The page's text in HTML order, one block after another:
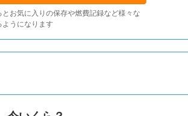
とお気に入りの保存や燃費記録など様々な
うになります